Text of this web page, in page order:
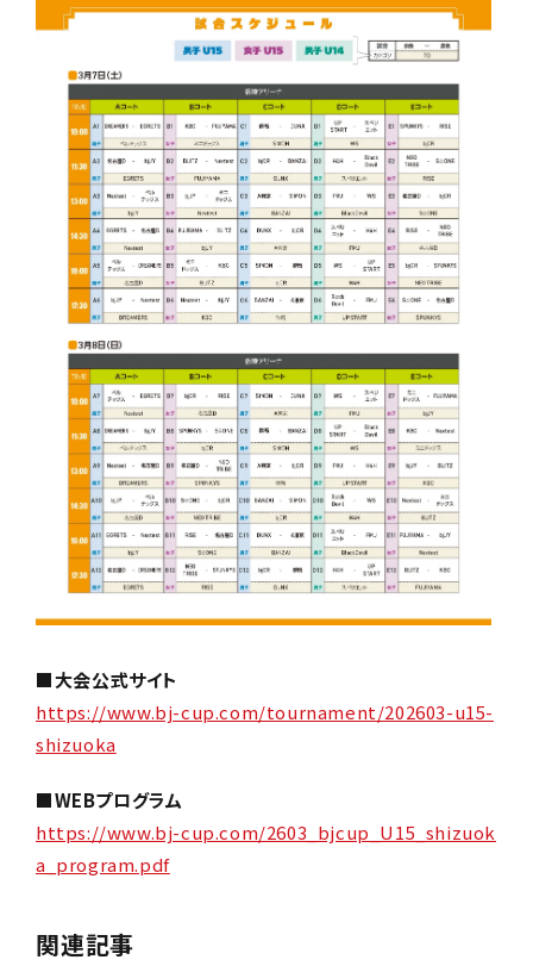
■大会公式サイト
https://www.bj-cup.com/tournament/202603-u15-
shizuoka
■WEBプログラム
https://www.bj-cup.com/2603_bjcup_U15_shizuok
a_program.pdf
関連記事